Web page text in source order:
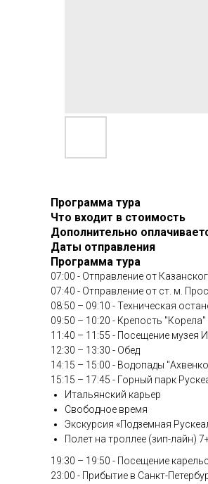
Программа тура
Что входит в стоимость
Дополнительно
Даты отправления
Программа тура
07:00 - Отправление от
07:40 - Отправление от ст. м.
08:50 – 09:10 - Техническая
09:50 – 10:20 - Крепость "Корела"
11:40 – 11:55 - Посещение музея
12:30 – 13:30 - Обед
14:15 – 15:00 - Водопады
15:15 – 17:45 - Горный парк
Итальянский карьер
Свободное время
Экскурсия «Подземная
Полет на троллее (зип-лайн)
19:30 – 19:50 - Посещение
23:00 - Прибытие в Санкт-